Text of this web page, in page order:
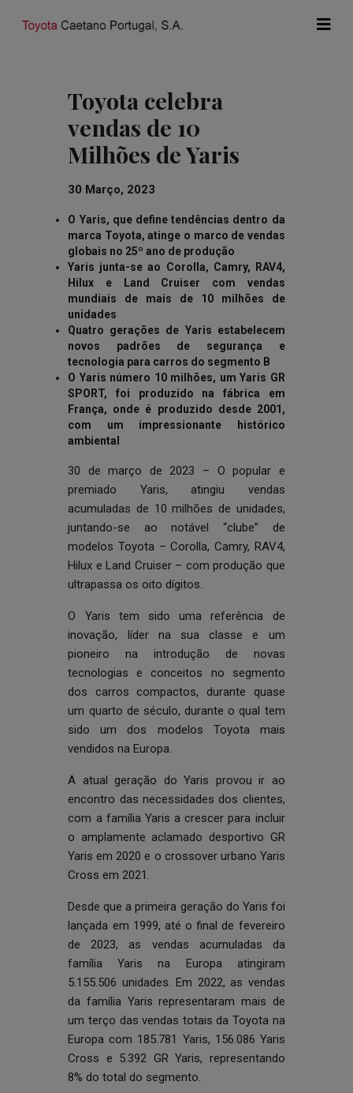
Toyota celebra
vendas de 10
Milhões de Yaris
30 Março, 2023
O Yaris, que define tendências dentro da
marca Toyota, atinge o marco de vendas
globais no 25º ano de produção
Yaris junta-se ao Corolla, Camry, RAV4,
Hilux e Land Cruiser com vendas
mundiais de mais de 10 milhões de
unidades
Quatro gerações de Yaris estabelecem
novos padrões de segurança e
tecnologia para carros do segmento B
O Yaris número 10 milhões, um Yaris GR
SPORT, foi produzido na fábrica em
França, onde é produzido desde 2001,
com um impressionante histórico
ambiental
30 de março de 2023 – O popular e
premiado Yaris, atingiu vendas
acumuladas de 10 milhões de unidades,
juntando-se ao notável “clube” de
modelos Toyota – Corolla, Camry, RAV4,
Hilux e Land Cruiser – com produção que
ultrapassa os oito dígitos.
O Yaris tem sido uma referência de
inovação, líder na sua classe e um
pioneiro na introdução de novas
tecnologias e conceitos no segmento
dos carros compactos, durante quase
um quarto de século, durante o qual tem
sido um dos modelos Toyota mais
vendidos na Europa.
A atual geração do Yaris provou ir ao
encontro das necessidades dos clientes,
com a família Yaris a crescer para incluir
o amplamente aclamado desportivo GR
Yaris em 2020 e o crossover urbano Yaris
Cross em 2021.
Desde que a primeira geração do Yaris foi
lançada em 1999, até o final de fevereiro
de 2023, as vendas acumuladas da
família Yaris na Europa atingiram
5.155.506 unidades. Em 2022, as vendas
da família Yaris representaram mais de
um terço das vendas totais da Toyota na
Europa com 185.781 Yaris, 156.086 Yaris
Cross e 5.392 GR Yaris, representando
8% do total do segmento.